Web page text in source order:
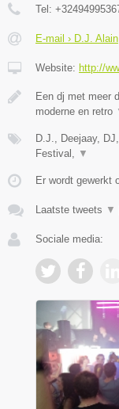
Tel:
E-mail › D.J. Alain
Website: http://
Een dj met meer
moderne en retro
D.J., Deejaay,
Festival, ▼
Er wordt gewerkt
Laatste tweets ▼
Sociale media: